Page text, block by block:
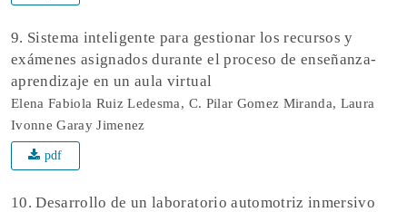
9. Sistema inteligente para gestionar los recursos y
exámenes asignados durante el proceso de enseñanza-
aprendizaje en un aula virtual
Elena Fabiola Ruiz Ledesma, C. Pilar Gomez Miranda, Laura
Ivonne Garay Jimenez
pdf
10. Desarrollo de un laboratorio automotriz inmersivo